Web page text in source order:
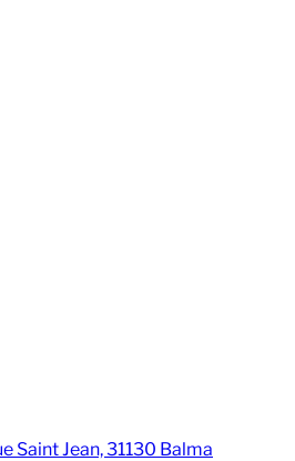
Saint Jean, 31130 Balma